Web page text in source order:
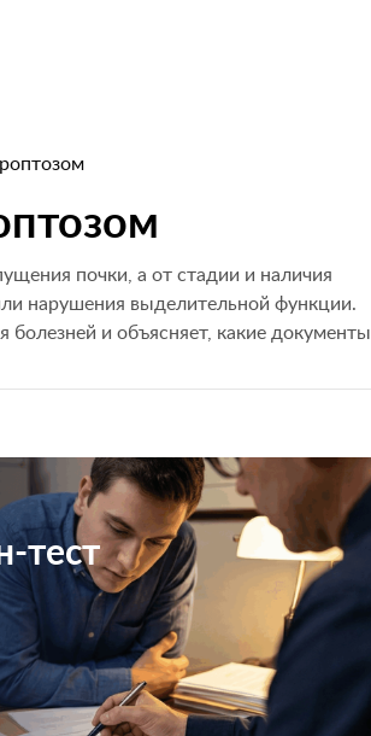
почки, а от стадии и наличия
нарушения выделительной функции.
и объясняет, какие документы
тест